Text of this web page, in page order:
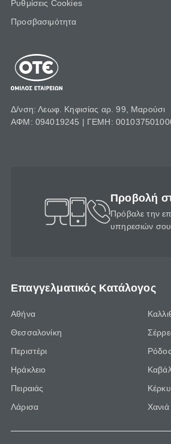
Ρυθμίσεις Cookies
Προσβασιμότητα
Δ/νση: Λεωφ. Κηφισίας αρ. 99, Μαρούσι
ΑΦΜ: 094019245 | ΓΕΜΗ:
Προβολή
Πρόβαλε την
υπηρεσιών σου.
Επαγγελματικός Κατάλογος
Αθήνα
Θεσσαλονίκη
Περιστέρι
Ηράκλειο
Πειραιάς
Λάρισα
Ρόδος
Χανιά